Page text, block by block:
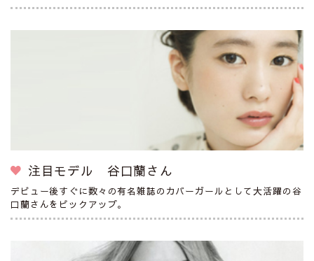
注目モデル 谷口蘭さん
デビュー後すぐに数々の有名雑誌のカバーガールとして大活躍の谷
口蘭さんをピックアップ。